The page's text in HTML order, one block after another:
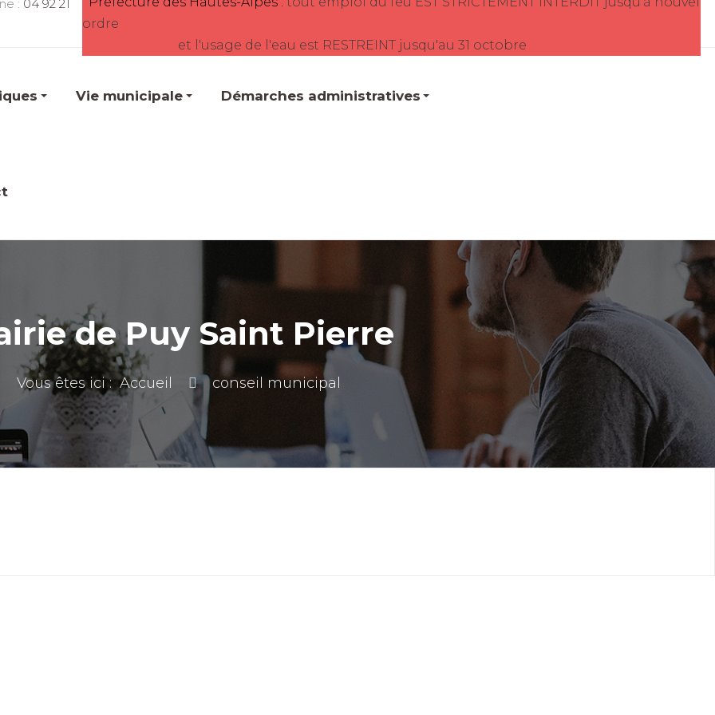
: 04 92 21
ordre
et l'usage de l'eau est RESTREINT jusqu'au 31 octobre
Vie municipale Démarches administratives
de Puy Saint Pierre
Vous êtes ici :Accueil conseil municipal